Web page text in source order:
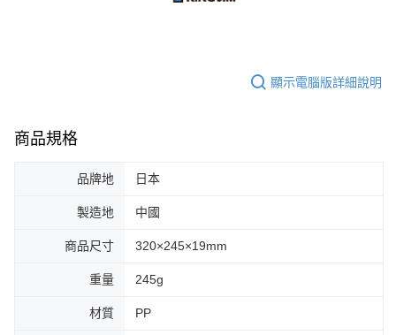
顯示電腦版詳細說明
商品規格
品牌地 日本
製造地 中國
商品尺寸 320×245×19mm
重量 245g
材質 PP